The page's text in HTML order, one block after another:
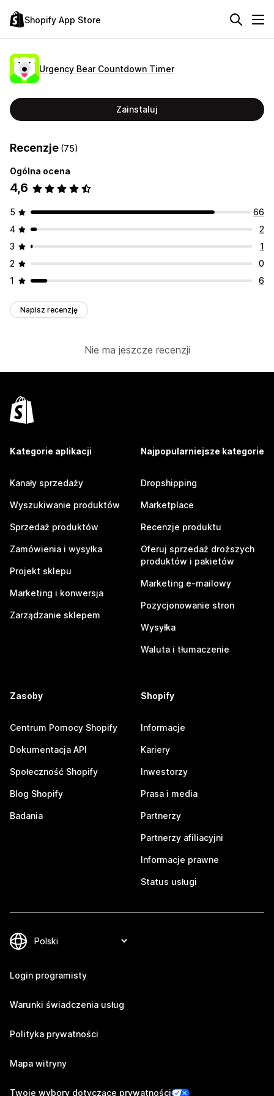
Shopify App Store
Urgency Bear Countdown Timer
Zainstaluj
Recenzje (75)
Ogólna ocena
4,6
5
66
4
2
3
1
2
0
1
6
Napisz recenzję
Nie ma jeszcze recenzji
Kategorie aplikacji
Kanały sprzedaży
Wyszukiwanie produktów
Sprzedaż produktów
Zamówienia i wysyłka
Projekt sklepu
Marketing i konwersja
Zarządzanie sklepem
Najpopularniejsze kategorie
Dropshipping
Marketplace
Recenzje produktu
Oferuj sprzedaż droższych
produktów i pakietów
Marketing e-mailowy
Pozycjonowanie stron
Wysyłka
Waluta i tłumaczenie
Zasoby
Centrum Pomocy Shopify
Dokumentacja API
Społeczność Shopify
Blog Shopify
Badania
Shopify
Informacje
Kariery
Inwestorzy
Prasa i media
Partnerzy
Partnerzy afiliacyjni
Informacje prawne
Status usługi
Login programisty
Warunki świadczenia usług
Polityka prywatności
Mapa witryny
Twoje wybory dotyczące prywatności